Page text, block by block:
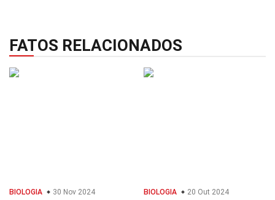
FATOS RELACIONADOS
BIOLOGIA 30 Nov 2024 BIOLOGIA 20 Out 2024